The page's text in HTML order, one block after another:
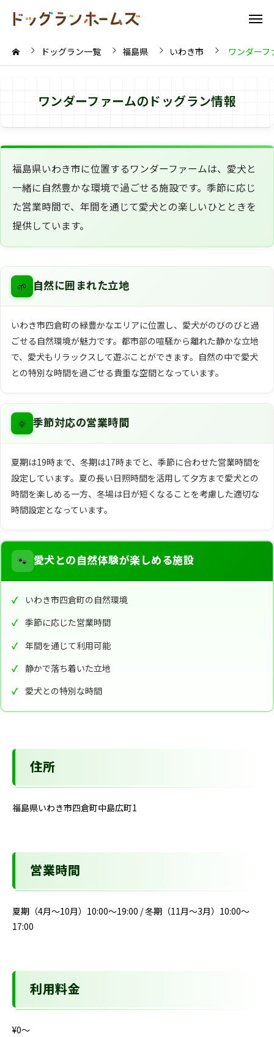
ドッグラン一覧 福島県 いわき市 ワンダーフ
ワンダーファームのドッグラン情報
福島県いわき市に位置するワンダーファームは、愛犬と
一緒に自然豊かな環境で過ごせる施設です。季節に応じ
た営業時間で、年間を通じて愛犬との楽しいひとときを
提供しています。
🌱 自然に囲まれた立地
いわき市四倉町の緑豊かなエリアに位置し、愛犬がのびのびと過
ごせる自然環境が魅力です。都市部の喧騒から離れた静かな立地
で、愛犬もリラックスして遊ぶことができます。自然の中で愛犬
との特別な時間を過ごせる貴重な空間となっています。
🌞 季節対応の営業時間
夏期は19時まで、冬期は17時までと、季節に合わせた営業時間を
設定しています。夏の長い日照時間を活用して夕方まで愛犬との
時間を楽しめる一方、冬場は日が短くなることを考慮した適切な
時間設定となっています。
🐾 愛犬との自然体験が楽しめる施設
いわき市四倉町の自然環境
季節に応じた営業時間
年間を通じて利用可能
静かで落ち着いた立地
愛犬との特別な時間
住所
福島県いわき市四倉町中島広町1
営業時間
夏期（4月～10月）10:00～19:00 / 冬期（11月～3月）10:00～
17:00
利用料金
¥0〜